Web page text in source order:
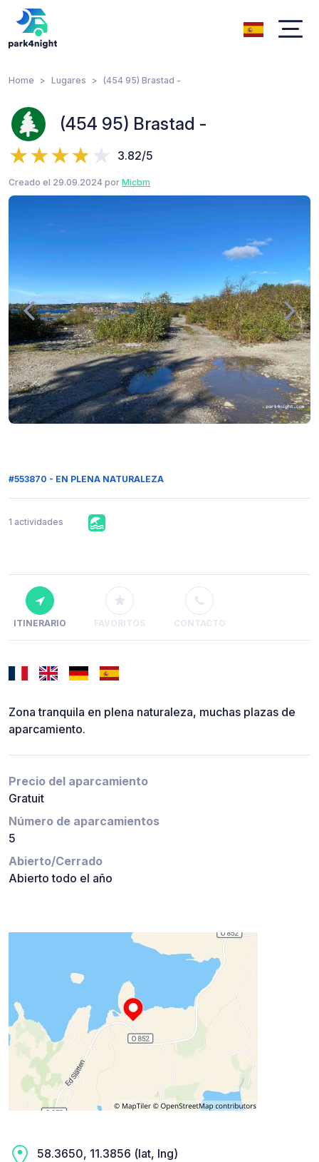
Home Lugares (454 95) Brastad -
(454 95) Brastad -
3.82/5
Creado el 29.09.2024 por Micbm
#553870 - EN PLENA NATURALEZA
1 actividades
ITINERARIO FAVORITOS CONTACTO
Zona tranquila en plena naturaleza, muchas plazas de
aparcamiento.
Precio del aparcamiento
Gratuit
Número de aparcamientos
5
Abierto/Cerrado
Abierto todo el año
58.3650, 11.3856 (lat, lng)